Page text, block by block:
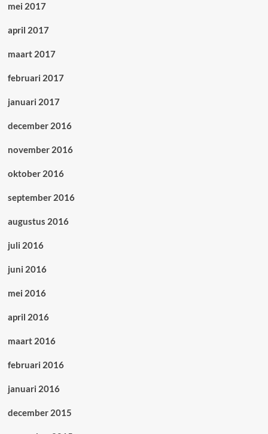
mei 2017
april 2017
maart 2017
februari 2017
januari 2017
december 2016
november 2016
oktober 2016
september 2016
augustus 2016
juli 2016
juni 2016
mei 2016
april 2016
maart 2016
februari 2016
januari 2016
december 2015